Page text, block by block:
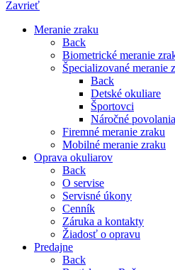
Zavrieť
Meranie zraku
Back
Biometrické meranie
Špecializované meranie
Back
Detské okuliare
Športovci
Náročné povolania
Firemné meranie zraku
Mobilné meranie zraku
Oprava okuliarov
Back
O servise
Servisné úkony
Cenník
Záruka a kontakty
Žiadosť o opravu
Predajne
Back